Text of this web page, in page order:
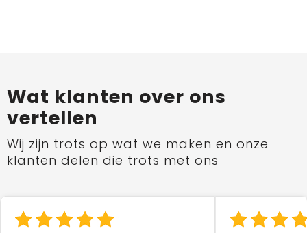
Wat klanten over ons
vertellen
Wij zijn trots op wat we maken en onze
klanten delen die trots met ons